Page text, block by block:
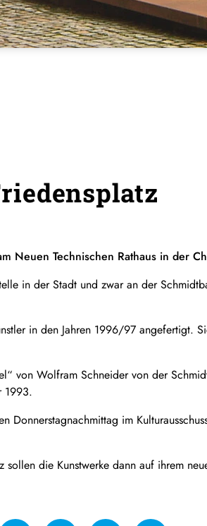
Neuen Technischen Rathaus in der
in der Stadt und zwar an der
in den Jahren 1996/97 angefertigt.
von Wolfram Schneider von der
1993.
Donnerstagnachmittag im
die Kunstwerke dann auf ihrem